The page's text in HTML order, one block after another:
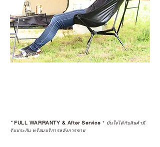
*FULL WARRANTY & After Service * มั่นใจได้กับสินค้ามี
รับประกัน พร้อมบริการหลังการขาย